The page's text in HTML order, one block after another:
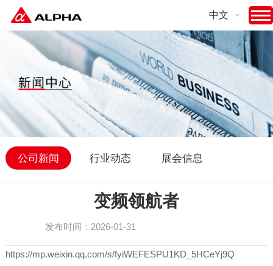
中文
公司新闻 行业动态 展会信息
变频领航者
发布时间：2026-01-31
https://mp.weixin.qq.com/s/fyiWEFESPU1KD_5HCeYj9Q